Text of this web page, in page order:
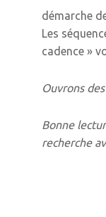
démarche
Les
cadence »
Ouvrons
Bonne
recherche